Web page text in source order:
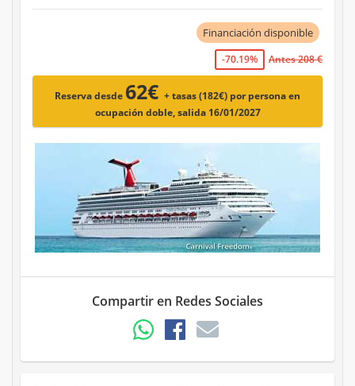
Financiación disponible
-70.19% Antes 208 €
Reserva desde 62€ + tasas (182€) por persona en
ocupación doble, salida 16/01/2027
Compartir en Redes Sociales